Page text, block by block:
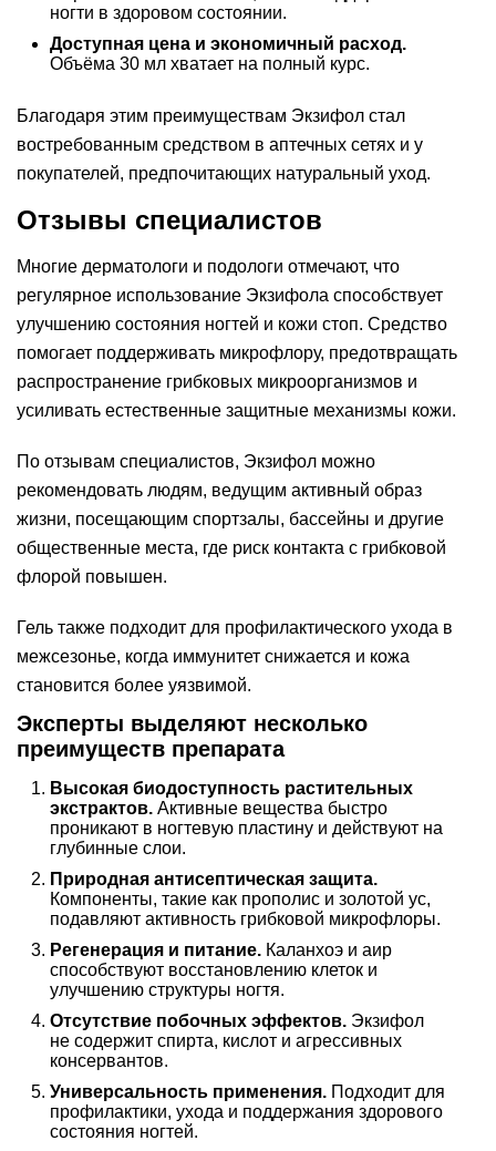
ногти в здоровом состоянии.
Доступная цена и экономичный расход.
Объёма 30 мл хватает на полный курс.
Благодаря этим преимуществам Экзифол стал
востребованным средством в аптечных сетях и у
покупателей, предпочитающих натуральный уход.
Отзывы специалистов
Многие дерматологи и подологи отмечают, что
регулярное использование Экзифола способствует
улучшению состояния ногтей и кожи стоп. Средство
помогает поддерживать микрофлору, предотвращать
распространение грибковых микроорганизмов и
усиливать естественные защитные механизмы кожи.
По отзывам специалистов, Экзифол можно
рекомендовать людям, ведущим активный образ
жизни, посещающим спортзалы, бассейны и другие
общественные места, где риск контакта с грибковой
флорой повышен.
Гель также подходит для профилактического ухода в
межсезонье, когда иммунитет снижается и кожа
становится более уязвимой.
Эксперты выделяют несколько
преимуществ препарата
Высокая биодоступность растительных
экстрактов. Активные вещества быстро
проникают в ногтевую пластину и действуют на
глубинные слои.
Природная антисептическая защита.
Компоненты, такие как прополис и золотой ус,
подавляют активность грибковой микрофлоры.
Регенерация и питание. Каланхоэ и аир
способствуют восстановлению клеток и
улучшению структуры ногтя.
Отсутствие побочных эффектов. Экзифол
не содержит спирта, кислот и агрессивных
консервантов.
Универсальность применения. Подходит для
профилактики, ухода и поддержания здорового
состояния ногтей.